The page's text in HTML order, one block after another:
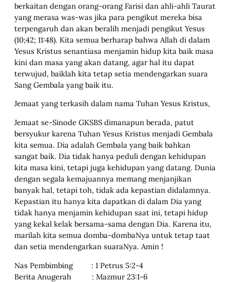
berkaitan dengan orang-orang Farisi dan ahli-ahli Taurat
yang merasa was-was jika para pengikut mereka bisa
terpengaruh dan akan beralih menjadi pengikut Yesus
(10;42; 11:48). Kita semua berharap bahwa Allah di dalam
Yesus Kristus senantiasa menjamin hidup kita baik masa
kini dan masa yang akan datang, agar hal itu dapat
terwujud, baiklah kita tetap setia mendengarkan suara
Sang Gembala yang baik itu.
Jemaat yang terkasih dalam nama Tuhan Yesus Kristus,
Jemaat se-Sinode GKSBS dimanapun berada, patut
bersyukur karena Tuhan Yesus Kristus menjadi Gembala
kita semua. Dia adalah Gembala yang baik bahkan
sangat baik. Dia tidak hanya peduli dengan kehidupan
kita masa kini, tetapi juga kehidupan yang datang. Dunia
dengan segala kemajuannya memang menjanjikan
banyak hal, tetapi toh, tidak ada kepastian didalamnya.
Kepastian itu hanya kita dapatkan di dalam Dia yang
tidak hanya menjamin kehidupan saat ini, tetapi hidup
yang kekal kelak bersama-sama dengan Dia. Karena itu,
marilah kita semua domba-dombaNya untuk tetap taat
dan setia mendengarkan suaraNya. Amin !
Nas Pembimbing : 1 Petrus 5:2-4
Berita Anugerah : Mazmur 23:1-6